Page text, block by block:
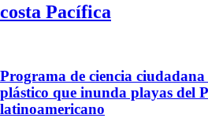
costa Pacífica
Programa de ciencia ciudadana
plástico que inunda playas del
latinoamericano